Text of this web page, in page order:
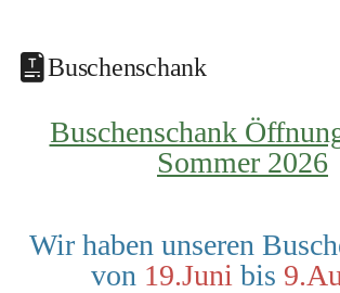
Buschenschank
Buschenschank
Sommer 2026
Wir haben unseren
von 19.Juni bis